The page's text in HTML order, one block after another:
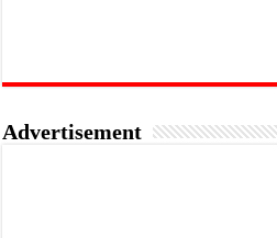
Advertisement